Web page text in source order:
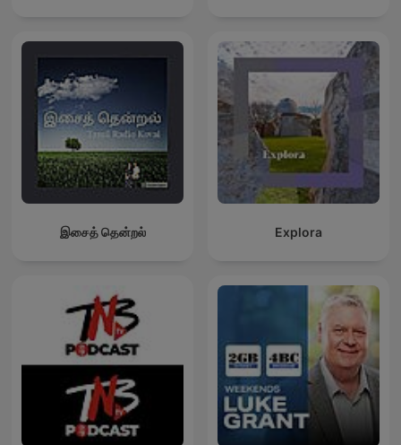
Explora
இசைத் தென்றல்